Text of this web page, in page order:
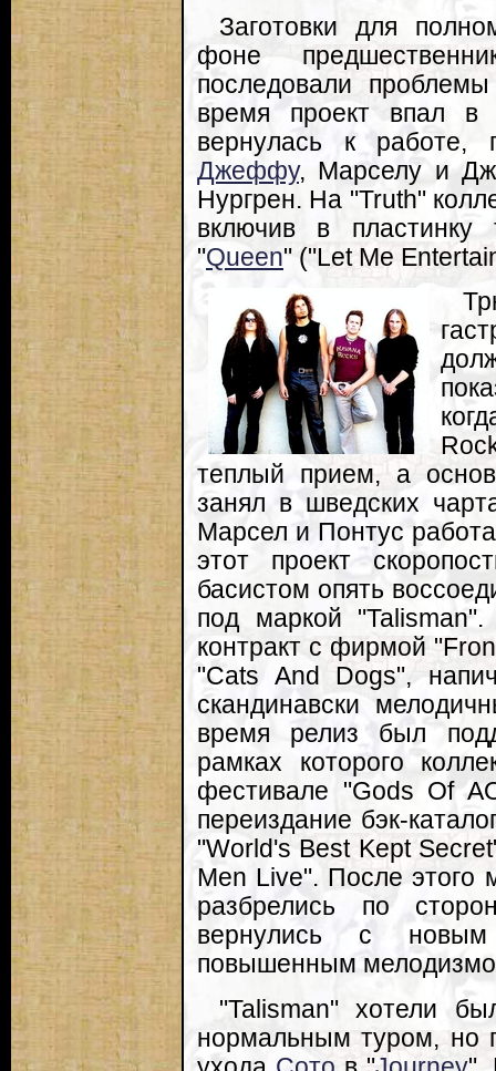
Заготовки для
фоне
последовали
время проект впал в
вернулась к
Джеффу, Марселу и
Нургрен. На "Truth"
включив в
"Queen" ("Let Me
теплый прием, а
занял в шведских
Марсел и Понтус
этот проект
басистом опять
под маркой
контракт с фирмой
"Cats And Dogs",
скандинавски
время релиз был
рамках которого
фестивале "Gods Of
переиздание бэк-
"World's Best Kept
Men Live". После этого
разбрелись по
вернулись с новым
повышенным
"Talisman" хотели
нормальным туром, но